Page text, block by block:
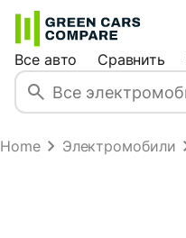
Все авто
Сравнить
Home Электромобили